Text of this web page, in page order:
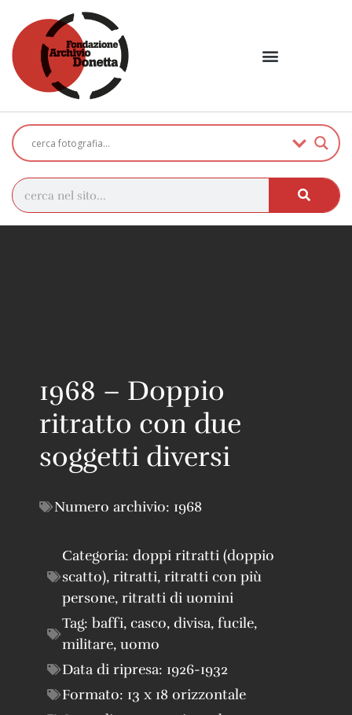
1968 – Doppio
ritratto con due
soggetti diversi
Numero archivio: 1968
Categoria: doppi ritratti (doppio
scatto), ritratti, ritratti con più
persone, ritratti di uomini
Tag: baffi, casco, divisa, fucile,
militare, uomo
Data di ripresa: 1926-1932
Formato: 13 x 18 orizzontale